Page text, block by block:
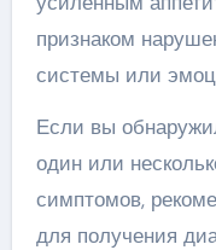
признаком
системы или
Если вы
один или
симптомов,
для получения